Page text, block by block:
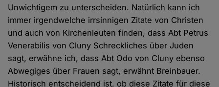
Unwichtigem zu unterscheiden. Natürlich kann ich
immer irgendwelche irrsinnigen Zitate von Christen
und auch von Kirchenleuten finden, dass Abt Petrus
Venerabilis von Cluny Schreckliches über Juden
sagt, erwähne ich, dass Abt Odo von Cluny ebenso
Abwegiges über Frauen sagt, erwähnt Breinbauer.
Historisch entscheidend ist, ob diese Zitate für diese